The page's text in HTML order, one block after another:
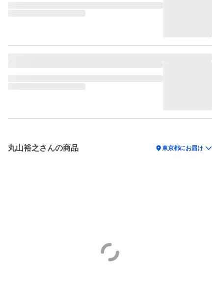
丸山裕之さんの商品 location_on東京都にお届け